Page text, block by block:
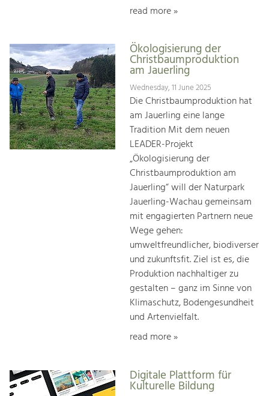
read more »
Ökologisierung der
Christbaumproduktion
am Jauerling
Wednesday, 11 June 2025
Die Christbaumproduktion hat
am Jauerling eine lange
Tradition Mit dem neuen
LEADER-Projekt
„Ökologisierung der
Christbaumproduktion am
Jauerling“ will der Naturpark
Jauerling-Wachau gemeinsam
mit engagierten Partnern neue
Wege gehen:
umweltfreundlicher, biodiverser
und zukunftsfit. Ziel ist es, die
Produktion nachhaltiger zu
gestalten – ganz im Sinne von
Klimaschutz, Bodengesundheit
und Artenvielfalt.
read more »
Digitale Plattform für
Kulturelle Bildung